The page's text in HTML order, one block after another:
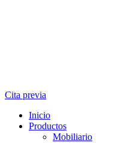
Cita previa
Inicio
Productos
Mobiliario